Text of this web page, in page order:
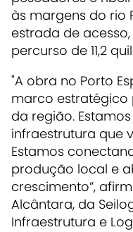
às margens do rio
estrada de
percurso de 11,2
"A obra no Porto
marco estratégico
da região.
infraestrutura que
Estamos
produção local e
crescimento”,
Alcântara, da
Infraestrutura e